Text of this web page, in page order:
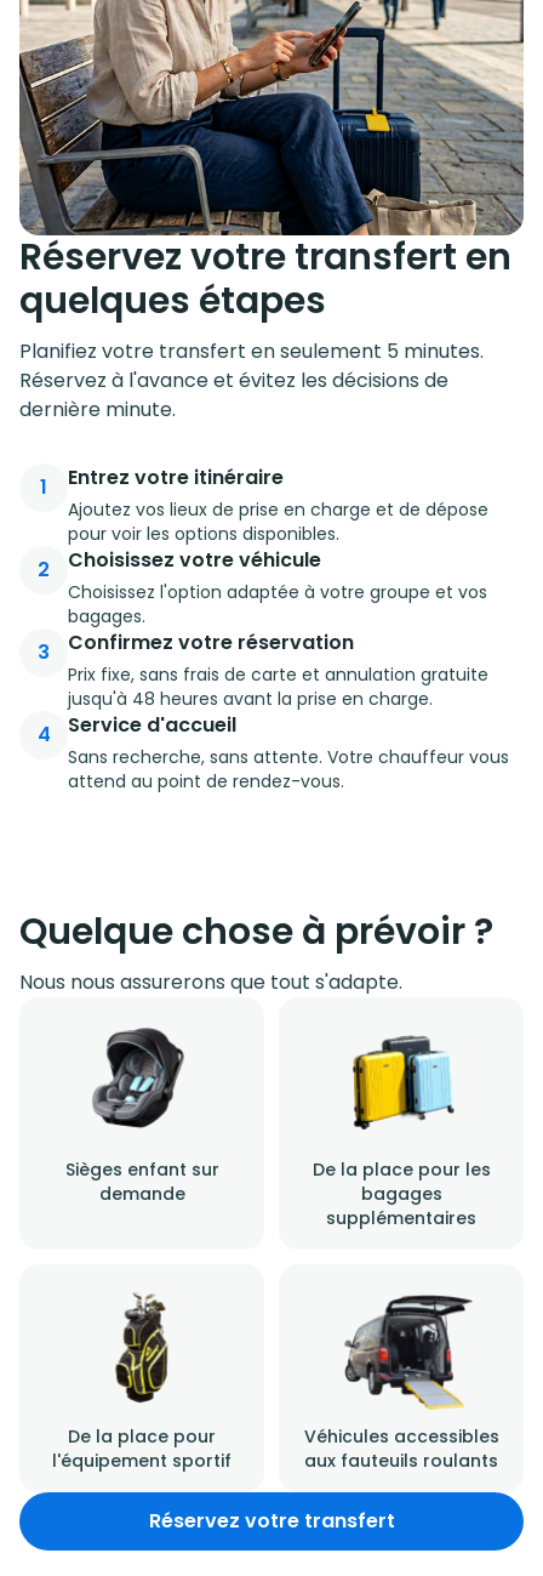
Réservez votre transfert en
quelques étapes
Planifiez votre transfert en seulement 5 minutes.
Réservez à l'avance et évitez les décisions de
dernière minute.
1 Entrez votre itinéraire
Ajoutez vos lieux de prise en charge et de dépose
pour voir les options disponibles.
2 Choisissez votre véhicule
Choisissez l'option adaptée à votre groupe et vos
bagages.
3 Confirmez votre réservation
Prix fixe, sans frais de carte et annulation gratuite
jusqu'à 48 heures avant la prise en charge.
4 Service d'accueil
Sans recherche, sans attente. Votre chauffeur vous
attend au point de rendez-vous.
Quelque chose à prévoir ?
Nous nous assurerons que tout s'adapte.
Sièges enfant sur
demande
De la place pour les
bagages
supplémentaires
De la place pour
l'équipement sportif
Véhicules accessibles
aux fauteuils roulants
Réservez votre transfert